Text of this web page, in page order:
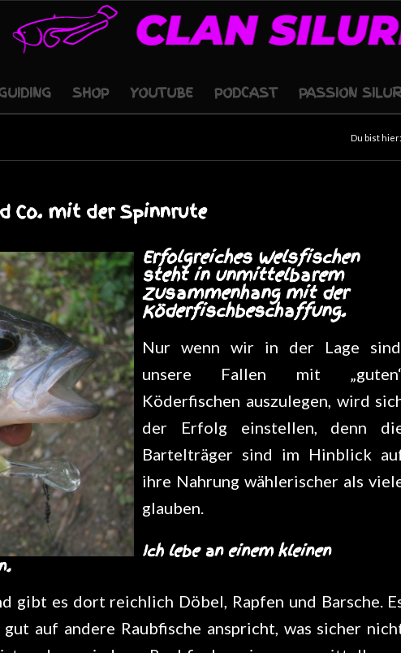
SHOP YOUTUBE PODCAST PASSION
Du bist hier:
Co. mit der Spinnrute
Erfolgreiches Welsfischen
steht in unmittelbarem
Zusammenhang mit der
Köderfischbeschaffung.
Nur wenn wir in der Lage
unsere Fallen mit
Köderfischen auszulegen, wird
der Erfolg einstellen, denn
Bartelträger sind im Hinblick
ihre Nahrung wählerischer als
glauben.
Ich lebe an einem kleinen
gibt es dort reichlich Döbel, Rapfen und Barsche.
auf andere Raubfische anspricht, was sicher